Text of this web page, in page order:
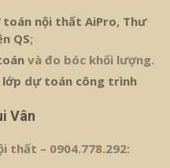
toán nội thất AiPro, Thư
QS;
và đo bóc khối lượng.
lớp dự toán công trình
Vân
thất – 0904.778.292: